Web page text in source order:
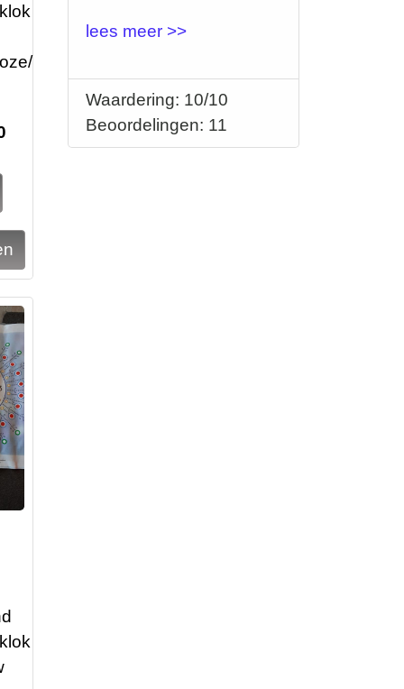
lees meer >>
Waardering: 10/10
Beoordelingen: 11